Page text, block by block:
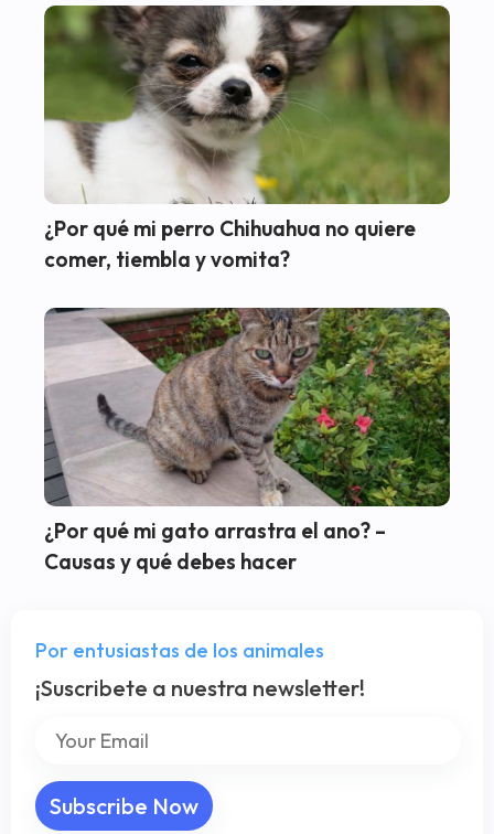
¿Por qué mi perro Chihuahua no quiere
comer, tiembla y vomita?
¿Por qué mi gato arrastra el ano? –
Causas y qué debes hacer
Por entusiastas de los animales
¡Suscribete a nuestra newsletter!